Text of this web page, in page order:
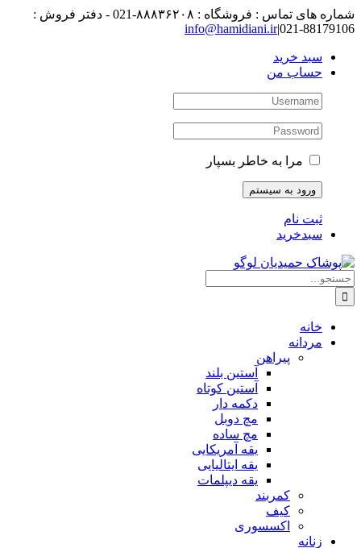
رفتن
به
شماره های تماس : فروشگاه : ۸۸۸۳۶۲۰۸-021 - دفتر فروش :
88179106-021
|
info@hamidiani.ir
سبد خرید
حساب من
مرا به خاطر بسپار
ثبت نام
سبدخرید
جستجو
برای:
خانه
مردانه
پیراهن
آستین بلند
آستین کوتاه
دکمه دار
مچ دوبل
مچ ساده
یقه آمریکایی
یقه ایتالیایی
یقه دیپلمات
کمربند
کیف
اکسسوری
زنانه